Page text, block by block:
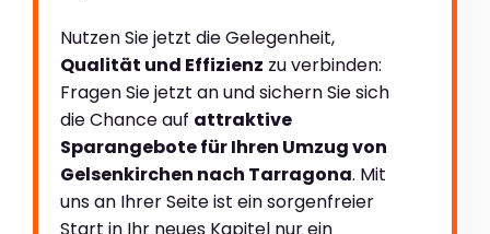
Nutzen Sie jetzt die Gelegenheit,
Qualität und Effizienz zu verbinden:
Fragen Sie jetzt an und sichern Sie sich
die Chance auf attraktive
Sparangebote für Ihren Umzug von
Gelsenkirchen nach Tarragona. Mit
uns an Ihrer Seite ist ein sorgenfreier
Start in Ihr neues Kapitel nur ein